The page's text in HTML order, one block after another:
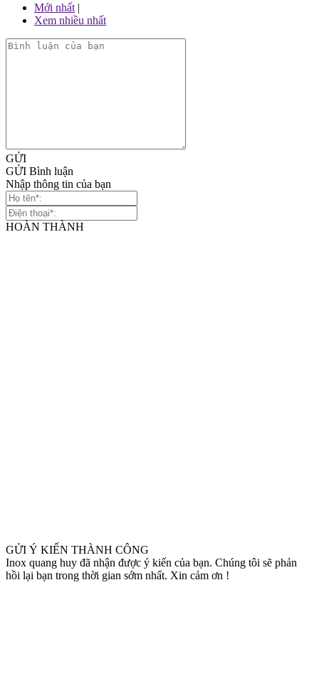
Mới nhất |
Xem nhiều nhất
GỬI
GỬI Bình luận
Nhập thông tin của bạn
HOÀN THÀNH
GỬI Ý KIẾN THÀNH CÔNG
Inox quang huy đã nhận được ý kiến của bạn. Chúng tôi sẽ phản
hồi lại bạn trong thời gian sớm nhất. Xin cảm ơn !